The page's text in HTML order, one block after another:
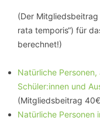
(Der
rata temporis“) für
berechnet!)
Natürliche
Schüler:innen und
(Mitgliedsbeitrag
Natürliche Personen